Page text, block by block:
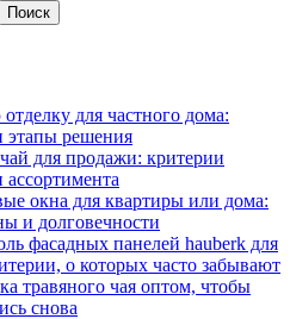
Поиск
для частного дома:
этапы решения
для продажи: критерии
окна для квартиры или дома:
и долговечности
фасадных панелей hauberk для
о которых часто забывают
травяного чая оптом, чтобы
снова